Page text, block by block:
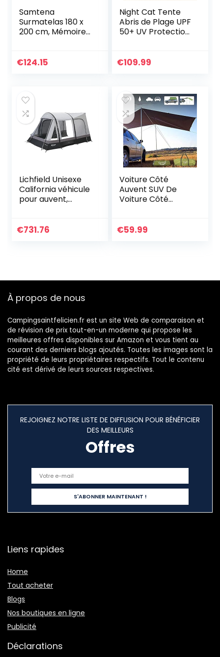
Samtena
Surmatelas 180 x
200 cm, Mémoire
«Edition Standard,
camp, sur-
matelas pour
adulte, memory
foam mattress
topper
€124.15
Night Cat Tente
Abris de Plage UPF
50+ UV Protection
Portable Auvent
€109.99
Lichfield Unisexe
California véhicule
pour auvent,
€731.76
Voiture Côté
Auvent SUV De
Voiture Côté
Hors Route
Green,440 *
€59.99
À propos de nous
Campingsaintfelicien.fr est un site Web de comparaison et
de révision de prix tout-en-un moderne qui propose les
meilleures offres disponibles sur Amazon et vous tient au
courant des derniers blogs ajoutés. Toutes les images sont la
propriété de leurs propriétaires respectifs. Tout le contenu
cité est dérivé de leurs sources respectives.
REJOIGNEZ NOTRE LISTE DE DIFFUSION POUR BÉNÉFICIER
DES MEILLEURS
Offres
Liens rapides
Home
Tout acheter
Blogs
Nos boutiques en ligne
Publicité
Déclarations